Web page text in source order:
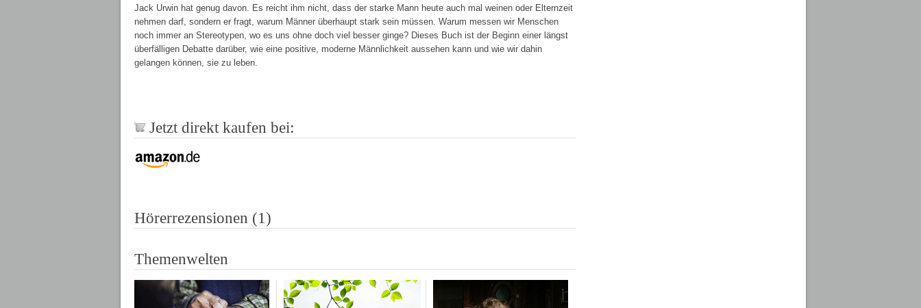
Jack Urwin hat genug davon. Es reicht ihm nicht, dass der starke Mann heute auch mal weinen oder Elternzeit
nehmen darf, sondern er fragt, warum Männer überhaupt stark sein müssen. Warum messen wir Menschen
noch immer an Stereotypen, wo es uns ohne doch viel besser ginge? Dieses Buch ist der Beginn einer längst
überfälligen Debatte darüber, wie eine positive, moderne Männlichkeit aussehen kann und wie wir dahin
gelangen können, sie zu leben.
Jetzt direkt kaufen bei:
Hörerrezensionen (1)
Themenwelten